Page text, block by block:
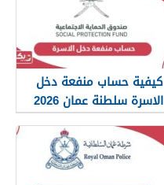
كيفية حساب منفعة دخل
الاسرة سلطنة عمان 2026